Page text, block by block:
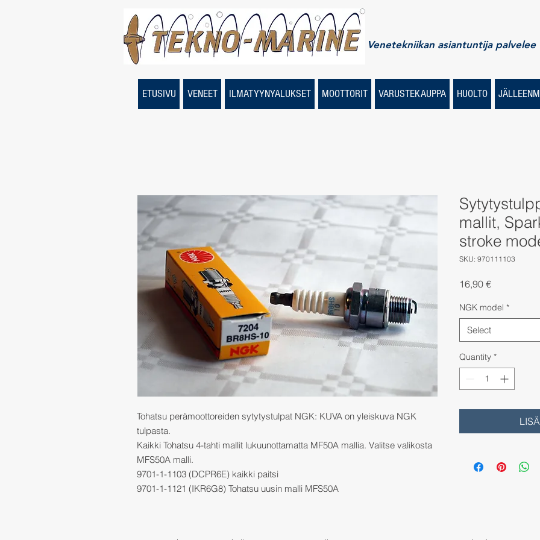
Venetekniikan asiantuntija palvelee
ETUSIVU VENEET ILMATYYNYALUKSET MOOTTORIT VARUSTEKAUPPA HUOLTO
Tohatsu perämoottoreiden sytytystulpat NGK: KUVA on yleiskuva NGK
tulpasta.
Kaikki Tohatsu 4-tahti mallit lukuunottamatta MF50A mallia. Valitse valikosta
MFS50A malli.
9701-1-1103 (DCPR6E) kaikki paitsi
9701-1-1121 (IKR6G8) Tohatsu uusin malli MFS50A
mallit,
stroke
SKU: 970111103
16,90 €Price
NGK model *
Select
Quantity *